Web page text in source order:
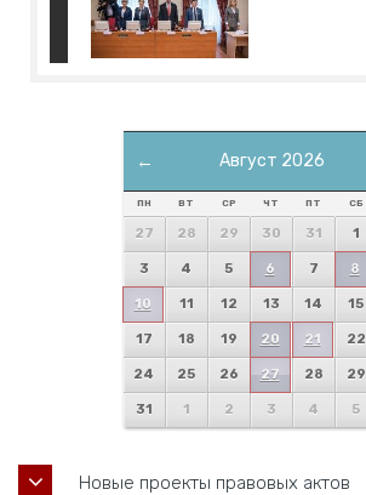
← Август 2026
ПН ВТ СР ЧТ ПТ СБ
27 28 29 30 31 1
3 4 5 6 7 8
10 11 12 13 14 15
17 18 19 20 21 22
24 25 26 27 28 29
31 1 2 3 4 5
Новые проекты правовых актов